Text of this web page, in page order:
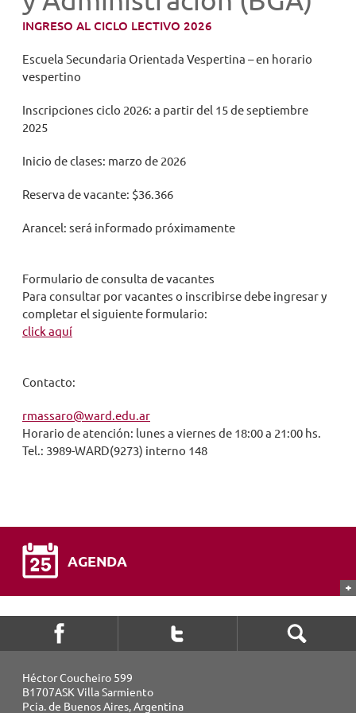
INGRESO AL CICLO LECTIVO 2026
Escuela Secundaria Orientada Vespertina – en horario
vespertino
Inscripciones ciclo 2026: a partir del 15 de septiembre
2025
Inicio de clases: marzo de 2026
Reserva de vacante: $36.366
Arancel: será informado próximamente
Formulario de consulta de vacantes
Para consultar por vacantes o inscribirse debe ingresar y
completar el siguiente formulario:
click aquí
Contacto:
rmassaro@ward.edu.ar
Horario de atención: lunes a viernes de 18:00 a 21:00 hs.
Tel.: 3989-WARD(9273) interno 148
AGENDA
Héctor Coucheiro 599
B1707ASK Villa Sarmiento
Pcia. de Buenos Aires, Argentina